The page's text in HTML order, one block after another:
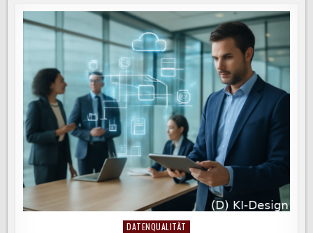
GELINGT
UMSETZUNG
MIT
LOW-
CODE-
PLATTFORMEN
Posted
DATENQUALITÄT